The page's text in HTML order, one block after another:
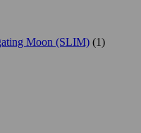
Moon (SLIM) (1)